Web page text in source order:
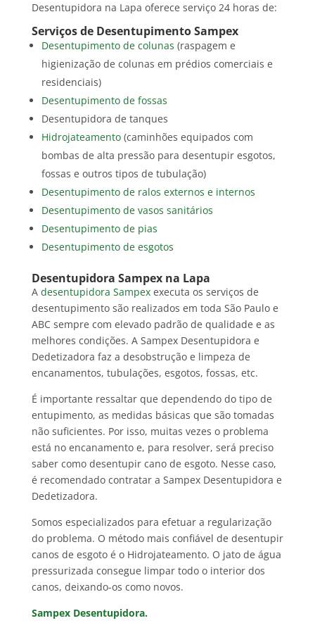
Desentupidora na Lapa oferece serviço 24 horas de:
Serviços de Desentupimento Sampex
Desentupimento de colunas (raspagem e
higienização de colunas em prédios comerciais e
residenciais)
Desentupimento de fossas
Desentupidora de tanques
Hidrojateamento(caminhões equipados com
bombas de alta pressão para desentupir esgotos,
fossas e outros tipos de tubulação)
Desentupimento de ralos externos e internos
Desentupimento de vasos sanitários
Desentupimento de pias
Desentupimento de esgotos
Desentupidora Sampex na Lapa
A desentupidora Sampexexecuta os serviços de
desentupimento são realizados em toda São Paulo e
ABC sempre com elevado padrão de qualidade e as
melhores condições. A Sampex Desentupidora e
Dedetizadora faz a desobstrução e limpeza de
encanamentos, tubulações, esgotos, fossas, etc.
É importante ressaltar que dependendo do tipo de
entupimento, as medidas básicas que são tomadas
não suficientes. Por isso, muitas vezes o problema
está no encanamento e, para resolver, será preciso
saber como desentupir cano de esgoto. Nesse caso,
é recomendado contratar a Sampex Desentupidora e
Dedetizadora.
Somos especializados para efetuar a regularização
do problema. O método mais confiável de desentupir
canos de esgoto é o Hidrojateamento. O jato de água
pressurizada consegue limpar todo o interior dos
canos, deixando-os como novos.
Sampex Desentupidora.